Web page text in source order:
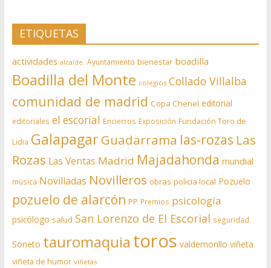
ETIQUETAS
actividades alcalde. Ayuntamiento bienestar boadilla
Boadilla del Monte colegios Collado Villalba
comunidad de madrid Copa Chenel editorial
editoriales el escorial Encierros Exposición Fundación Toro de
Lidia Galapagar Guadarrama las-rozas Las
Rozas Las Ventas Madrid Majadahonda mundial
música Novilladas Novilleros obras policia local Pozuelo
pozuelo de alarcón PP Premios psicología
psicólogo salud San Lorenzo de El Escorial seguridad
Soneto tauromaquia toros valdemorillo viñeta
viñeta de humor viñetas